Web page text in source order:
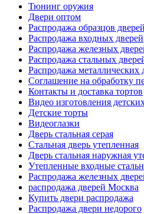
Тюнинг оружия
Двери оптом
Распродажа образцов дверей
Распродажа входных дверей
Распродажа железных
Распродажа стальных
Распродажа металлических
Соглашение на обработку
Контакты и доставка тортов
Видео изготовления
Детские торты
Видеоглазки
Дверь стальная серая
Стальная дверь утепленная
Дверь стальная наружная
Утепленные входные
Распродажа железных
распродажа дверей Москва
Купить двери распродажа
Распродажа двери недорого